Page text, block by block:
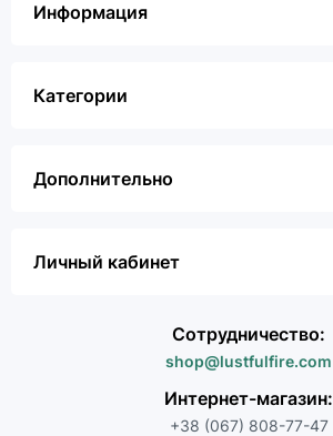
Информация
Категории
Дополнительно
Личный кабинет
Сотрудничество:
shop@lustfulfire.com
Интернет-магазин:
+38 (067) 808-77-47